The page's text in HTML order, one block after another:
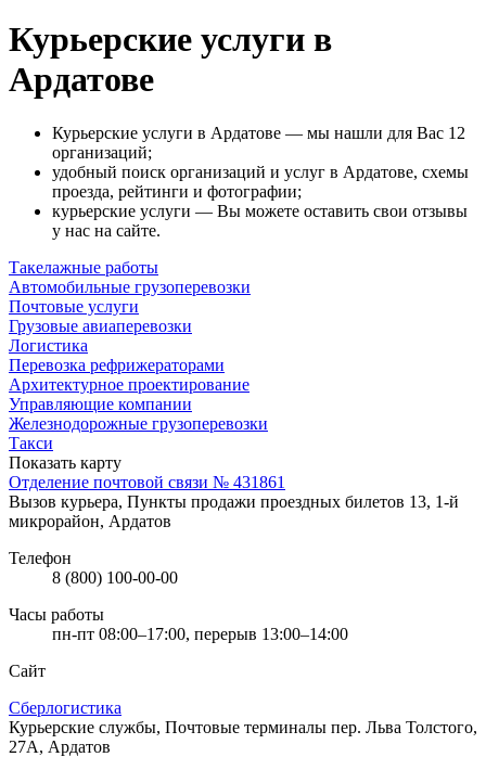
Курьерские услуги в
Ардатове
Курьерские услуги в Ардатове — мы нашли для Вас 12
организаций;
удобный поиск организаций и услуг в Ардатове, схемы
проезда, рейтинги и фотографии;
курьерские услуги — Вы можете оставить свои отзывы
у нас на сайте.
Такелажные работы
Автомобильные грузоперевозки
Почтовые услуги
Грузовые авиаперевозки
Логистика
Перевозка рефрижераторами
Архитектурное проектирование
Управляющие компании
Железнодорожные грузоперевозки
Такси
Показать карту
Отделение почтовой связи № 431861
Вызов курьера, Пункты продажи проездных билетов 13, 1-й
микрорайон, Ардатов
Телефон
8 (800) 100-00-00
Часы работы
пн-пт 08:00–17:00, перерыв 13:00–14:00
Сайт
Сберлогистика
Курьерские службы, Почтовые терминалы пер. Льва Толстого,
27А, Ардатов